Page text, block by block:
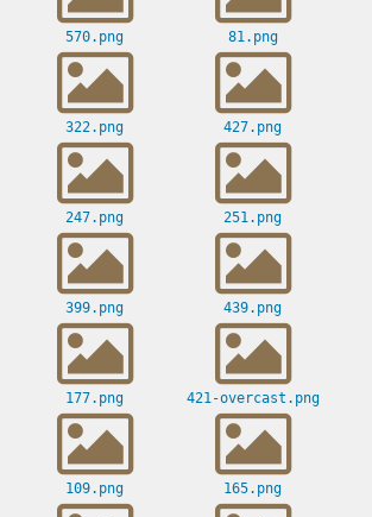
570.png 81.png
322.png 427.png
247.png 251.png
399.png 439.png
177.png 421-overcast.png
109.png 165.png